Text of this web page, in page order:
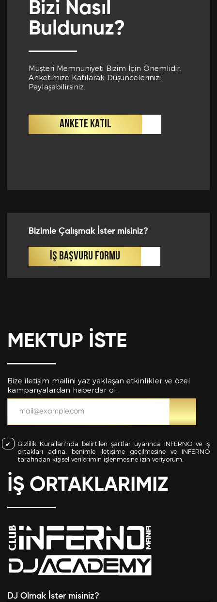
Bizi Nasıl
Buldunuz?
Müşteri Memnuniyeti Bizim İçin Önemlidir.
Anketimize Katılarak Düşüncelerinizi
Paylaşabilirsiniz.
ANKETE KATIL
Bizimle Çalışmak İster misiniz?
İŞ BAŞVURU FORMU
MEKTUP İSTE
Bize iletişim mailini yaz yaklaşan etkinlikler ve özel
kampanyalardan haberdar ol.
Gizlilik Kuralları’nda belirtilen şartlar uyarınca INFERNO ve iş
ortakları adına, benimle iletişime geçilmesine ve INFERNO
tarafından kişisel verilerimin işlenmesine izin veriyorum.
İŞ ORTAKLARIMIZ
DJ Olmak İster misiniz?
veya yanlışlık olması ve bu durumun tespiti halinde
bunun Hizmet Sözleşmemin feshedilmesi için bir
sebep olanağını anlayarak kabul ettiğimi beyan
ederim.
BAŞVURUMUGÖNDER